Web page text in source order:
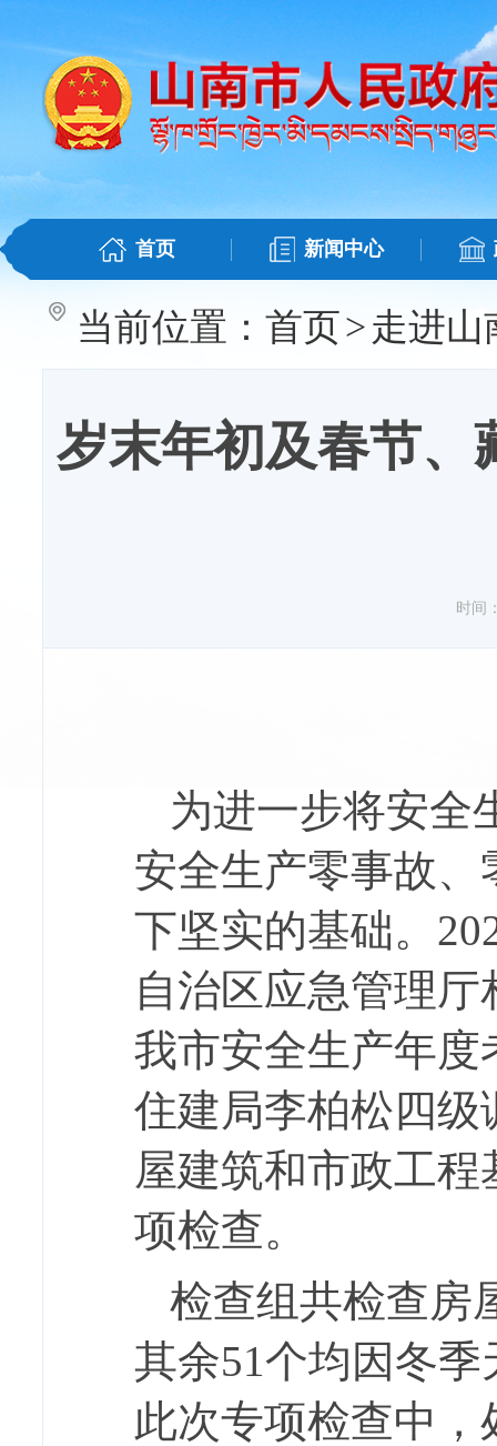
首页 新闻中心
当前位置： 首页>走进山
岁末年初及春节、
时间
为进一步将安全
安全生产零事故
下坚实的基础。
自治区应急管理
我市安全生产年度
住建局李柏松四
屋建筑和市政工
项检查。
检查组共检查房
其余51个均因冬
此次专项检查中